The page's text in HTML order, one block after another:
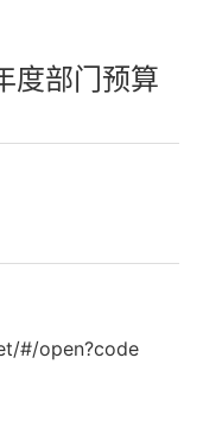
度部门预算
#/open?code